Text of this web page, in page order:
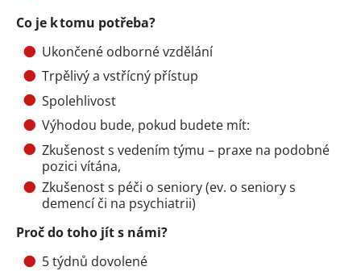
Co je k tomu potřeba?
Ukončené odborné vzdělání
Trpělivý a vstřícný přístup
Spolehlivost
Výhodou bude, pokud budete mít:
Zkušenost s vedením týmu – praxe na podobné
pozici vítána,
Zkušenost s péči o seniory (ev. o seniory s
demencí či na psychiatrii)
Proč do toho jít s námi?
5 týdnů dovolené